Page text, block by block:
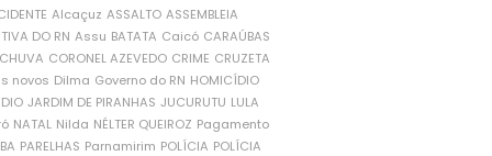
Alcaçuz ASSALTO ASSEMBLEIA
DO RN Assu BATATA Caicó CARAÚBAS
CORONEL AZEVEDO CRIME CRUZETA
novos Dilma Governo do RN HOMICÍDIO
JARDIM DE PIRANHAS JUCURUTU LULA
NATAL Nilda NÉLTER QUEIROZ Pagamento
PARELHAS Parnamirim POLÍCIA POLÍCIA